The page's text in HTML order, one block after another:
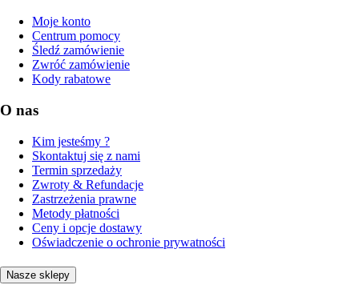
Moje konto
Centrum pomocy
Śledź zamówienie
Zwróć zamówienie
Kody rabatowe
O nas
Kim jesteśmy ?
Skontaktuj się z nami
Termin sprzedaży
Zwroty & Refundacje
Zastrzeżenia prawne
Metody płatności
Ceny i opcje dostawy
Oświadczenie o ochronie prywatności
Nasze sklepy